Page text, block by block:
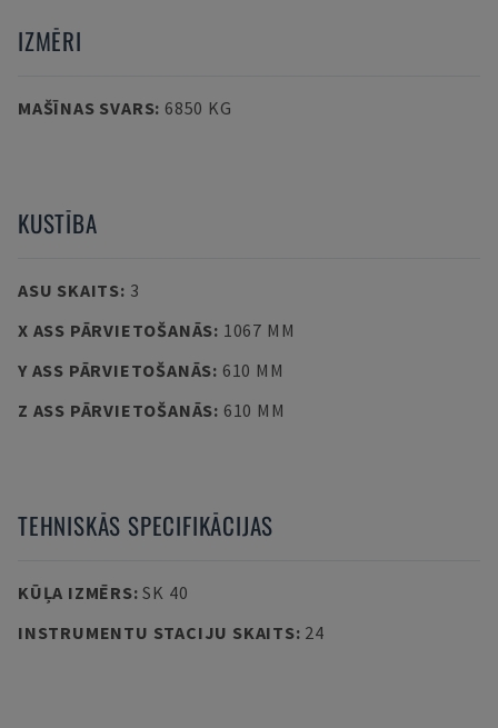
IZMĒRI
MAŠĪNAS SVARS: 6850 KG
KUSTĪBA
ASU SKAITS: 3
X ASS PĀRVIETOŠANĀS: 1067 MM
Y ASS PĀRVIETOŠANĀS: 610 MM
Z ASS PĀRVIETOŠANĀS: 610 MM
TEHNISKĀS SPECIFIKĀCIJAS
KŪĻA IZMĒRS:SK 40
INSTRUMENTU STACIJU SKAITS: 24